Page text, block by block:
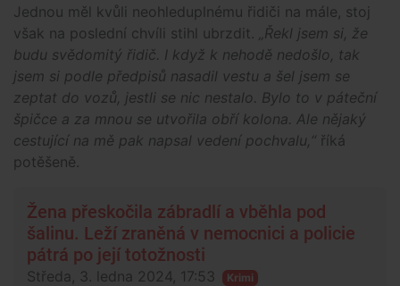
Jednou měl kvůli neohleduplnému řidiči na mále, stoj
však na poslední chvíli stihl ubrzdit.
„Řekl jsem si, že
budu svědomitý řidič. I když k nehodě nedošlo, tak
jsem si podle předpisů nasadil vestu a šel jsem se
zeptat do vozů, jestli se nic nestalo. Bylo to v páteční
špičce a za mnou se utvořila obří kolona. Ale nějaký
cestující na mě pak napsal vedení pochvalu,“ říká
potěšeně.
Žena přeskočila zábradlí a vběhla pod
šalinu. Leží zraněná v nemocnici a policie
pátrá po její totožnosti
Středa, 3. ledna 2024, 17:53 Krimi